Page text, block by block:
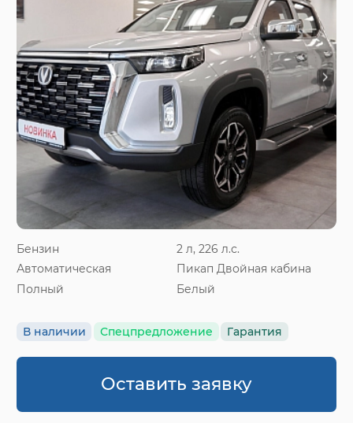
Бензин
2 л, 226 л.с.
Автоматическая
Пикап Двойная кабина
Полный
Белый
В наличии Спецпредложение Гарантия
Оставить заявку